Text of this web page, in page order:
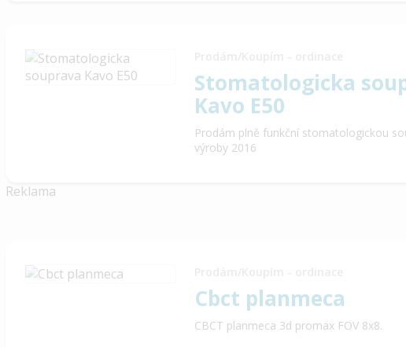
Stomatologicka
Kavo E50
Prodám plně funkční stomatologickou
výroby 2016
Reklama
Cbct planmeca
CBCT planmeca 3d promax FOV 8x8.